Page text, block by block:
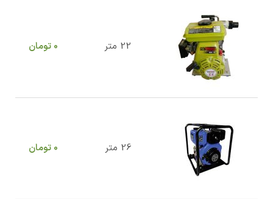
22 متر 0 تومان
26 متر 0 تومان